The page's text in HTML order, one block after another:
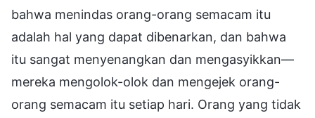
bahwa menindas orang-orang semacam itu
adalah hal yang dapat dibenarkan, dan bahwa
itu sangat menyenangkan dan mengasyikkan—
mereka mengolok-olok dan mengejek orang-
orang semacam itu setiap hari. Orang yang tidak